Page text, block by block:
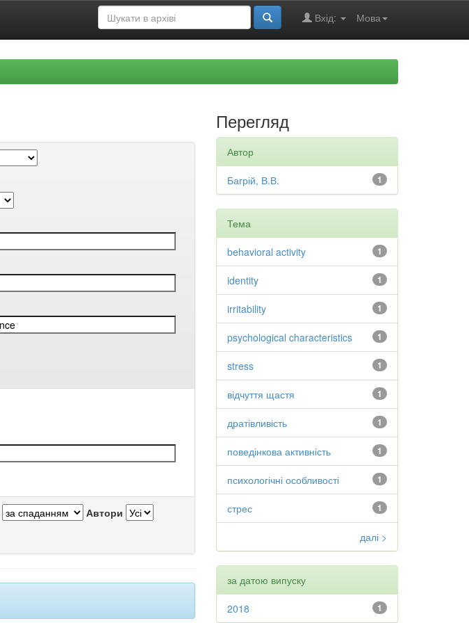
Мова
Вхід:
Автори
Перегляд
Автор
1
Багрій, В.В.
Тема
1
behavioral activity
1
identity
1
irritability
1
psychological characteristics
1
stress
1
відчуття щастя
1
дратівливість
1
поведінкова активність
1
психологічні особливості
1
стрес
далі >
за датою випуску
1
2018